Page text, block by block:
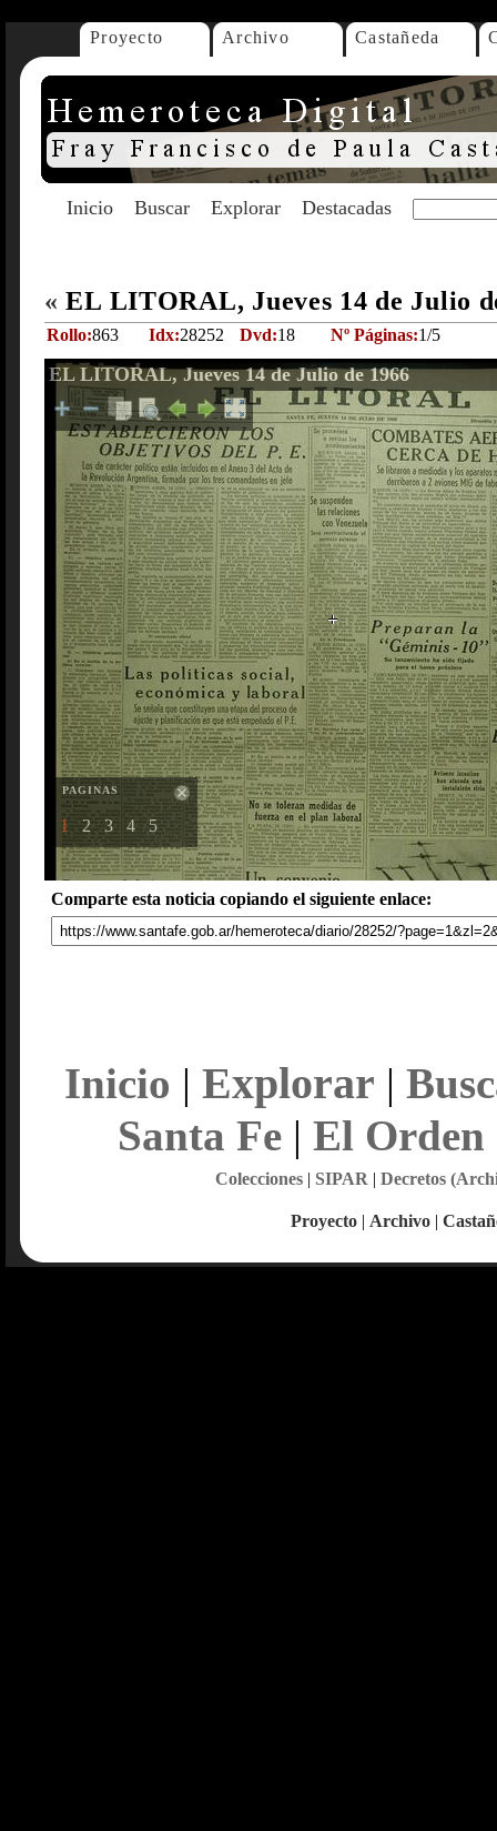
Proyecto Archivo Castañeda
Inicio Buscar Explorar Destacadas
« EL LITORAL, Jueves 14 de Julio
Rollo:863 Idx:28252 Dvd:18 Nº Páginas:1/5
EL LITORAL, Jueves 14 de Julio de 1966
PAGINAS
1 2 3 4 5
Comparte esta noticia copiando el siguiente enlace:
Inicio | Explorar |
Santa Fe| El Orden
Colecciones| SIPAR | Decretos
Proyecto | Archivo |